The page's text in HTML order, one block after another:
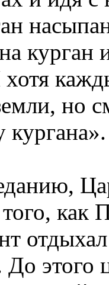
курган
но
кургана».
этого